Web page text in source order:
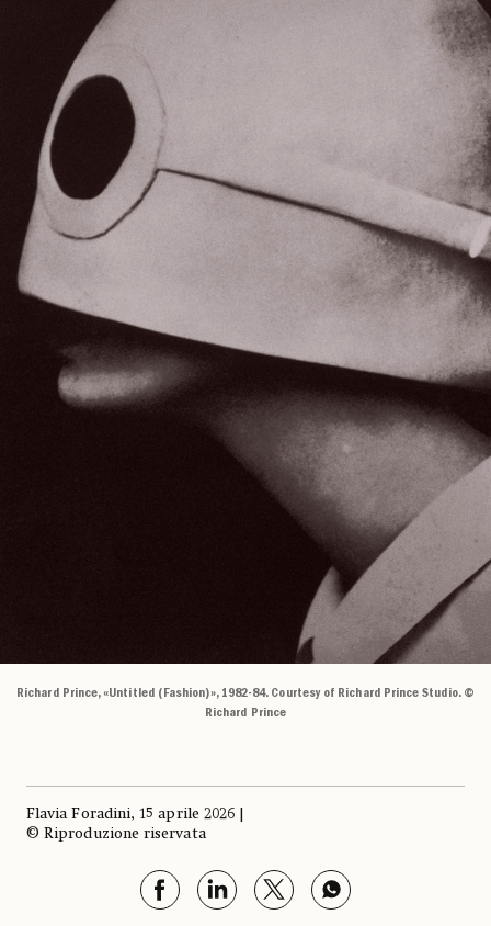
Richard Prince, «Untitled (Fashion)», 1982-84. Courtesy of Richard Prince Studio. ©
Richard Prince
Flavia Foradini, 15 aprile 2026 |
© Riproduzione riservata